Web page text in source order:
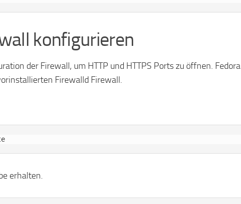
konfigurieren
der Firewall, um HTTP und HTTPS Ports zu öffnen. Fedora
Firewalld Firewall.
erhalten.